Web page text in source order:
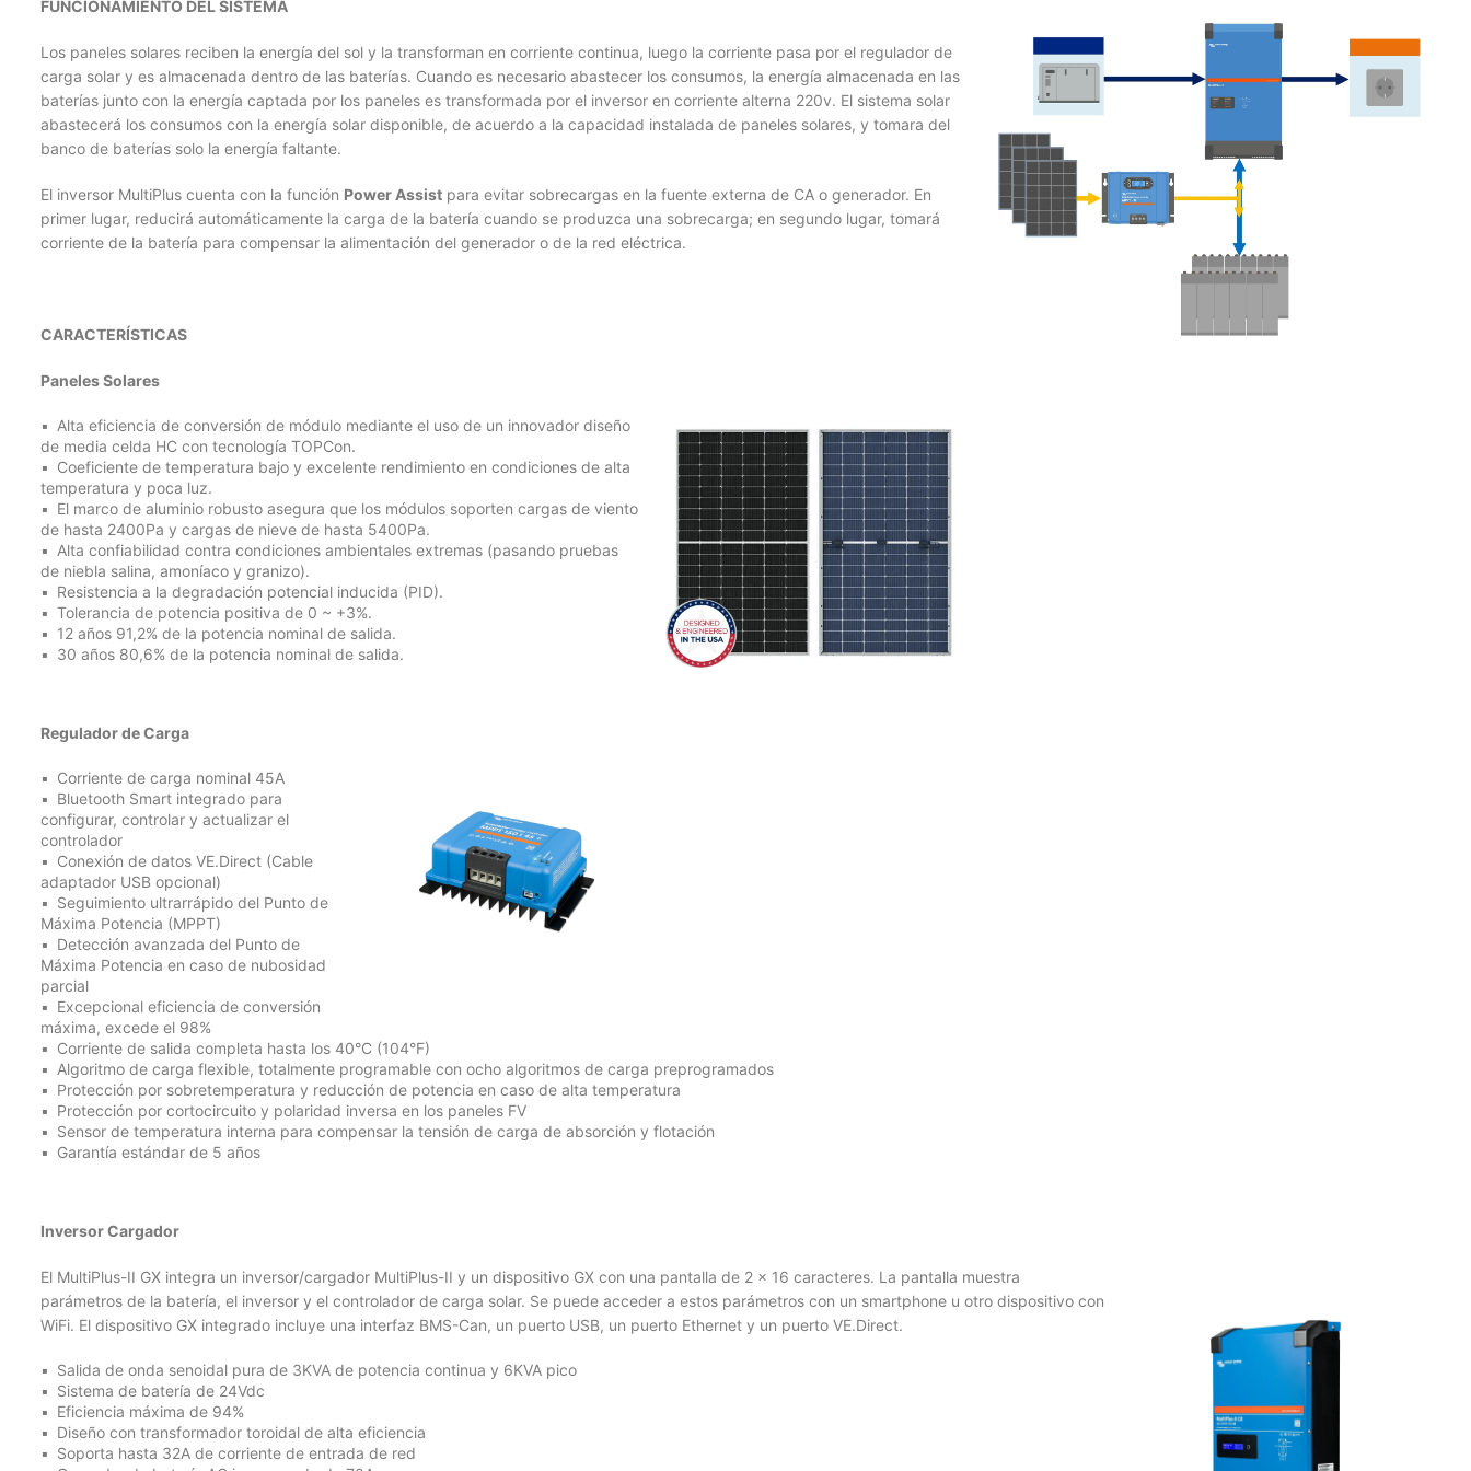
FUNCIONAMIENTO DEL SISTEMA
Los paneles solares reciben la energía del sol y la transforman en corriente continua, luego la corriente pasa por el regulador de
carga solar y es almacenada dentro de las baterías. Cuando es necesario abastecer los consumos, la energía almacenada en las
baterías junto con la energía captada por los paneles es transformada por el inversor en corriente alterna 220v. El sistema solar
abastecerá los consumos con la energía solar disponible, de acuerdo a la capacidad instalada de paneles solares, y tomara del
banco de baterías solo la energía faltante.
El inversor MultiPlus cuenta con la función Power Assist para evitar sobrecargas en la fuente externa de CA o generador. En
primer lugar, reducirá automáticamente la carga de la batería cuando se produzca una sobrecarga; en segundo lugar, tomará
corriente de la batería para compensar la alimentación del generador o de la red eléctrica.
CARACTERÍSTICAS
Paneles Solares
Alta eficiencia de conversión de módulo mediante el uso de un innovador diseño
de media celda HC con tecnología TOPCon.
Coeficiente de temperatura bajo y excelente rendimiento en condiciones de alta
temperatura y poca luz.
El marco de aluminio robusto asegura que los módulos soporten cargas de viento
de hasta 2400Pa y cargas de nieve de hasta 5400Pa.
Alta confiabilidad contra condiciones ambientales extremas (pasando pruebas
de niebla salina, amoníaco y granizo).
Resistencia a la degradación potencial inducida (PID).
Tolerancia de potencia positiva de 0 ~ +3%.
12 años 91,2% de la potencia nominal de salida.
30 años 80,6% de la potencia nominal de salida.
Regulador de Carga
Corriente de carga nominal 45A
Bluetooth Smart integrado para
configurar, controlar y actualizar el
controlador
Conexión de datos VE.Direct (Cable
adaptador USB opcional)
Seguimiento ultrarrápido del Punto de
Máxima Potencia (MPPT)
Detección avanzada del Punto de
Máxima Potencia en caso de nubosidad
parcial
Excepcional eficiencia de conversión
máxima, excede el 98%
Corriente de salida completa hasta los 40°C (104°F)
Algoritmo de carga flexible, totalmente programable con ocho algoritmos de carga preprogramados
Protección por sobretemperatura y reducción de potencia en caso de alta temperatura
Protección por cortocircuito y polaridad inversa en los paneles FV
Sensor de temperatura interna para compensar la tensión de carga de absorción y flotación
Garantía estándar de 5 años
Inversor Cargador
El MultiPlus-II GX integra un inversor/cargador MultiPlus-II y un dispositivo GX con una pantalla de 2 x 16 caracteres. La pantalla muestra
parámetros de la batería, el inversor y el controlador de carga solar. Se puede acceder a estos parámetros con un smartphone u otro dispositivo con
WiFi. El dispositivo GX integrado incluye una interfaz BMS-Can, un puerto USB, un puerto Ethernet y un puerto VE.Direct.
Salida de onda senoidal pura de 3KVA de potencia continua y 6KVA pico
Sistema de batería de 24Vdc
Eficiencia máxima de 94%
Diseño con transformador toroidal de alta eficiencia
Soporta hasta 32A de corriente de entrada de red